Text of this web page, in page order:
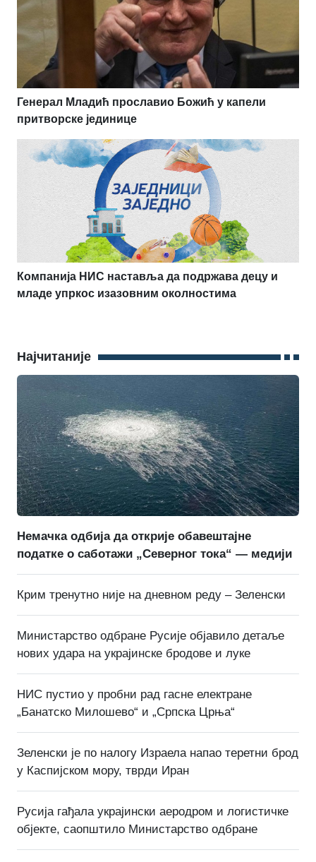
Генерал Младић прославио Божић у капели
притворске јединице
Компанија НИС наставља да подржава децу и
младе упркос изазовним околностима
Најчитаније
Немачка одбија да открије обавештајне
податке о саботажи „Северног тока“ — медији
Крим тренутно није на дневном реду – Зеленски
Министарство одбране Русије објавило детаље
нових удара на украјинске бродове и луке
НИС пустио у пробни рад гасне електране
„Банатско Милошево“ и „Српска Црња“
Зеленски је по налогу Израела напао теретни брод
у Каспијском мору, тврди Иран
Русија гађала украјински аеродром и логистичке
објекте, саопштило Министарство одбране